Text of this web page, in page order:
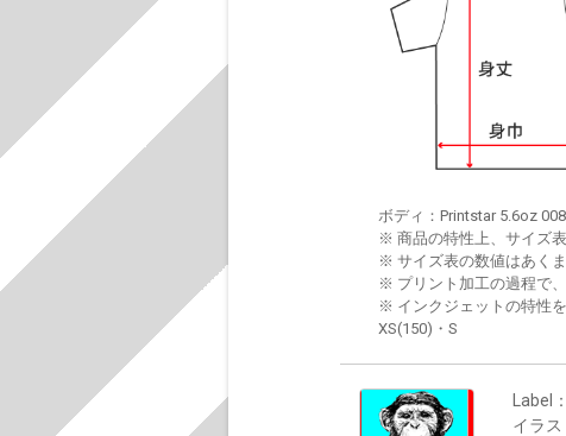
ボディ：Printstar 5.6oz
※ 商品の特性上、サイズ
※ サイズ表の数値はあく
※ プリント加工の過程で
※ インクジェットの特性
XS(150)・S
Label：
イラ